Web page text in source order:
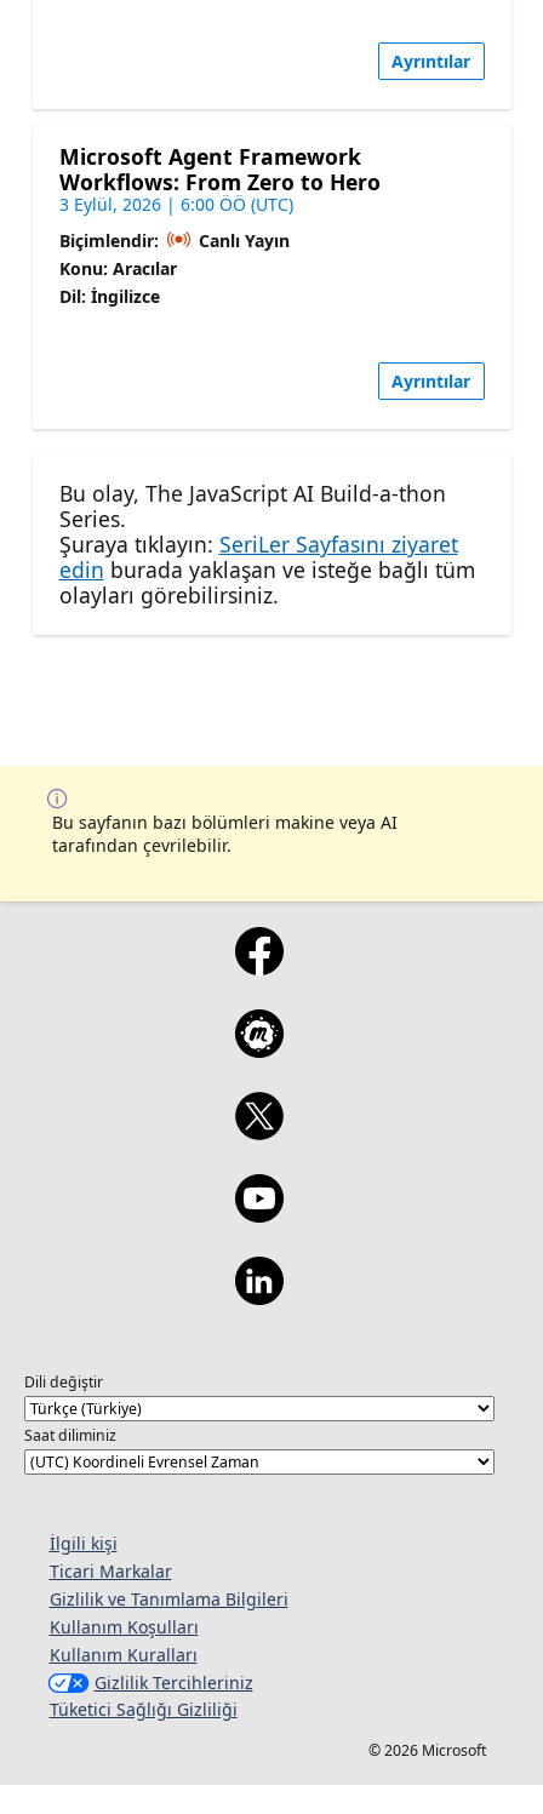
Ayrıntılar
Microsoft Agent Framework
Workflows: From Zero to Hero
3 Eylül, 2026 | 6:00 ÖÖ (UTC)
Biçimlendir:
Canlı Yayın
Konu: Aracılar
Dil: İngilizce
Ayrıntılar
Bu olay, The JavaScript AI Build-a-thon
Series.
Şuraya tıklayın: SeriLer Sayfasını ziyaret
edin burada yaklaşan ve isteğe bağlı tüm
olayları görebilirsiniz.
Bu sayfanın bazı bölümleri makine veya AI
tarafından çevrilebilir.
Dili değiştir
Saat diliminiz
İlgili kişi
Ticari Markalar
Gizlilik ve Tanımlama Bilgileri
Kullanım Koşulları
Kullanım Kuralları
Gizlilik Tercihleriniz
Tüketici Sağlığı Gizliliği
© 2026 Microsoft